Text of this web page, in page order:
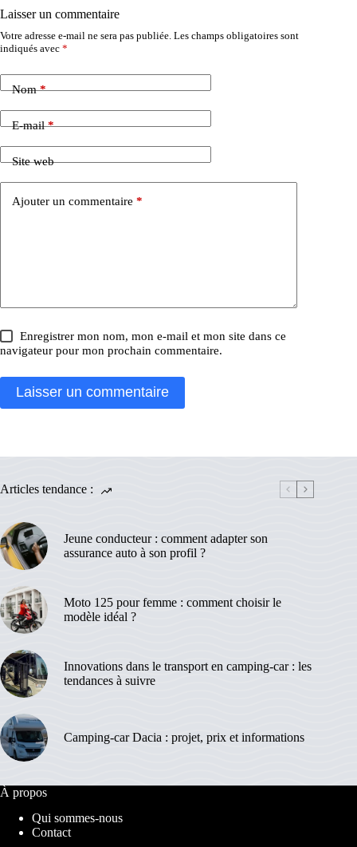
Laisser un commentaire
Votre adresse e-mail ne sera pas publiée. Les champs obligatoires sont
indiqués avec *
Nom*
E-mail*
Site web
Ajouter un commentaire *
Enregistrer mon nom, mon e-mail et mon site dans ce
navigateur pour mon prochain commentaire.
Laisser un commentaire
Articles tendance :
Jeune conducteur : comment adapter son
assurance auto à son profil ?
Moto 125 pour femme : comment choisir le
modèle idéal ?
Innovations dans le transport en camping-car : les
tendances à suivre
Camping-car Dacia : projet, prix et informations
À propos
Qui sommes-nous
Contact